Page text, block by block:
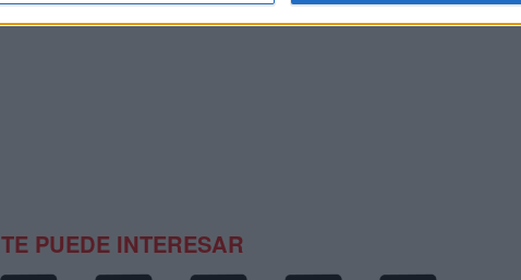
TE PUEDE INTERESAR